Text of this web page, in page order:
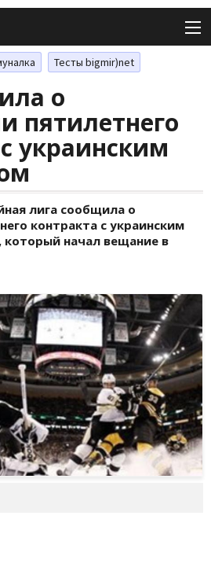
Тесты bigmir)net
о
пятилетнего
украинским
лига сообщила о
контракта с украинским
который начал вещание в